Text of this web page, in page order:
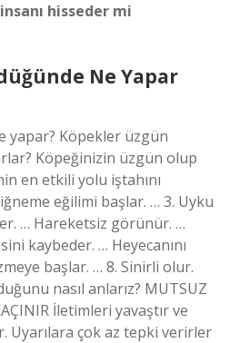
hisseder mi
Ne Yapar
yapar? Köpekler üzgün
Köpeğinizin üzgün olup
en etkili yolu iştahını
eğilimi başlar. … 3. Uyku
… Hareketsiz görünür. …
kaybeder. … Heyecanını
başlar. … 8. Sinirli olur.
nasıl anlarız? MUTSUZ
İletimleri yavaştır ve
Uyarılara çok az tepki verirler